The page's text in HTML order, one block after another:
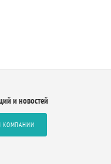
и новостей
КОМПАНИИ